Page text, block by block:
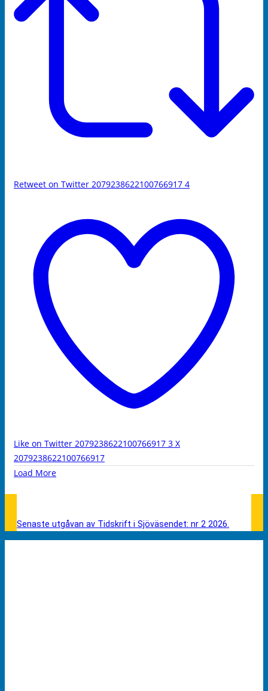
Retweet on Twitter 2079238622100766917 4
Like on Twitter 2079238622100766917 3 X
2079238622100766917
Load More
Senaste utgåvan av Tidskrift i Sjöväsendet: nr 2 2026.